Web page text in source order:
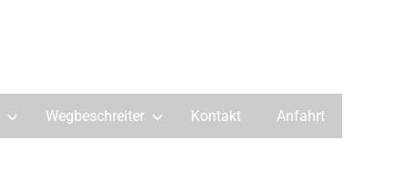
Wegbeschreiter Kontakt Anfahrt